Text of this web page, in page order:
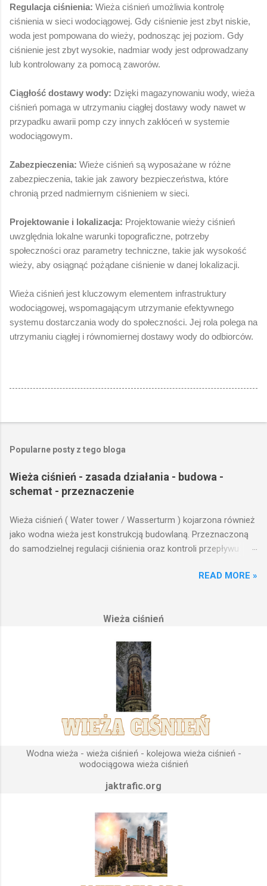
Regulacja ciśnienia: Wieża ciśnień umożliwia kontrolę
ciśnienia w sieci wodociągowej. Gdy ciśnienie jest zbyt niskie,
woda jest pompowana do wieży, podnosząc jej poziom. Gdy
ciśnienie jest zbyt wysokie, nadmiar wody jest odprowadzany
lub kontrolowany za pomocą zaworów.
Ciągłość dostawy wody: Dzięki magazynowaniu wody, wieża
ciśnień pomaga w utrzymaniu ciągłej dostawy wody nawet w
przypadku awarii pomp czy innych zakłóceń w systemie
wodociągowym.
Zabezpieczenia: Wieże ciśnień są wyposażane w różne
zabezpieczenia, takie jak zawory bezpieczeństwa, które
chronią przed nadmiernym ciśnieniem w sieci.
Projektowanie i lokalizacja: Projektowanie wieży ciśnień
uwzględnia lokalne warunki topograficzne, potrzeby
społeczności oraz parametry techniczne, takie jak wysokość
wieży, aby osiągnąć pożądane ciśnienie w danej lokalizacji.
Wieża ciśnień jest kluczowym elementem infrastruktury
wodociągowej, wspomagającym utrzymanie efektywnego
systemu dostarczania wody do społeczności. Jej rola polega na
utrzymaniu ciągłej i równomiernej dostawy wody do odbiorców.
Popularne posty z tego bloga
Wieża ciśnień - zasada działania - budowa -
schemat - przeznaczenie
Wieża ciśnień ( Water tower / Wasserturm ) kojarzona również
jako wodna wieża jest konstrukcją budowlaną. Przeznaczoną
do samodzielnej regulacji ciśnienia oraz kontroli przepływu
na którym została wzniesiona. Wieża ciśnień jest obiektem
fundamenty modułu infrastruktury wodnej, zaplanowanej dla
Podstawową funkcją wież ciśnień jest zwiększanie ciśnienia
wody do dystrybucji. Zasada działania wieży ciśnień Cechą
priorytetową przy projektowaniu wieży ciśnień jest wyszukanie
odpowiedniego terenu pod przyszłe fundamenty obiektu.
Konstrukcja, aby mogła być w pełni funkcjonalna musi zostać
wybudowana na najwyższym lokalnym wzniesieniu. Ponieważ
gromadząca się woda w zbiorniku wieży ciśnień musi być
umieszczona wyżej, niż instalacje wodne znajdujące się u
odbiorców. Schema...
READ MORE »
Wieża ciśnień
Wodna wieża - wieża ciśnień - kolejowa wieża ciśnień -
wodociągowa wieża ciśnień
jaktrafic.org